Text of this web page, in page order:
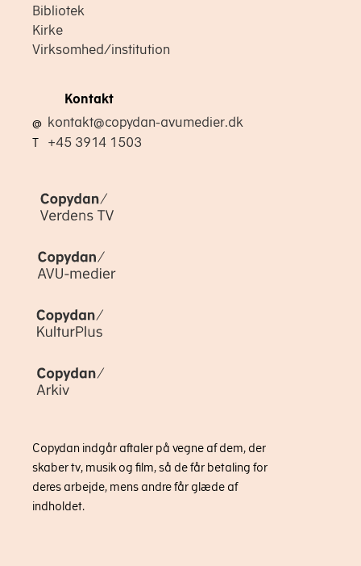
Bibliotek
Kirke
Virksomhed/institution
Kontakt
@ kontakt@copydan-avumedier.dk
T +45 3914 1503
Copydan indgår aftaler på vegne af dem, der
skaber tv, musik og film, så de får betaling for
deres arbejde, mens andre får glæde af
indholdet.